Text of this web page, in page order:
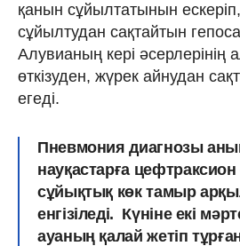
қанын сұйылтатынын
сұйылтудан сақтайтын
Алувианың кері әсерлерінің
өткізуден, жүрек айнудан
егеді.
Пневмония диагнозы
науқастарға цефтраксион
сұйықтық көк тамыр
енгізіледі. Күніне екі
ауаның қалай жетіп